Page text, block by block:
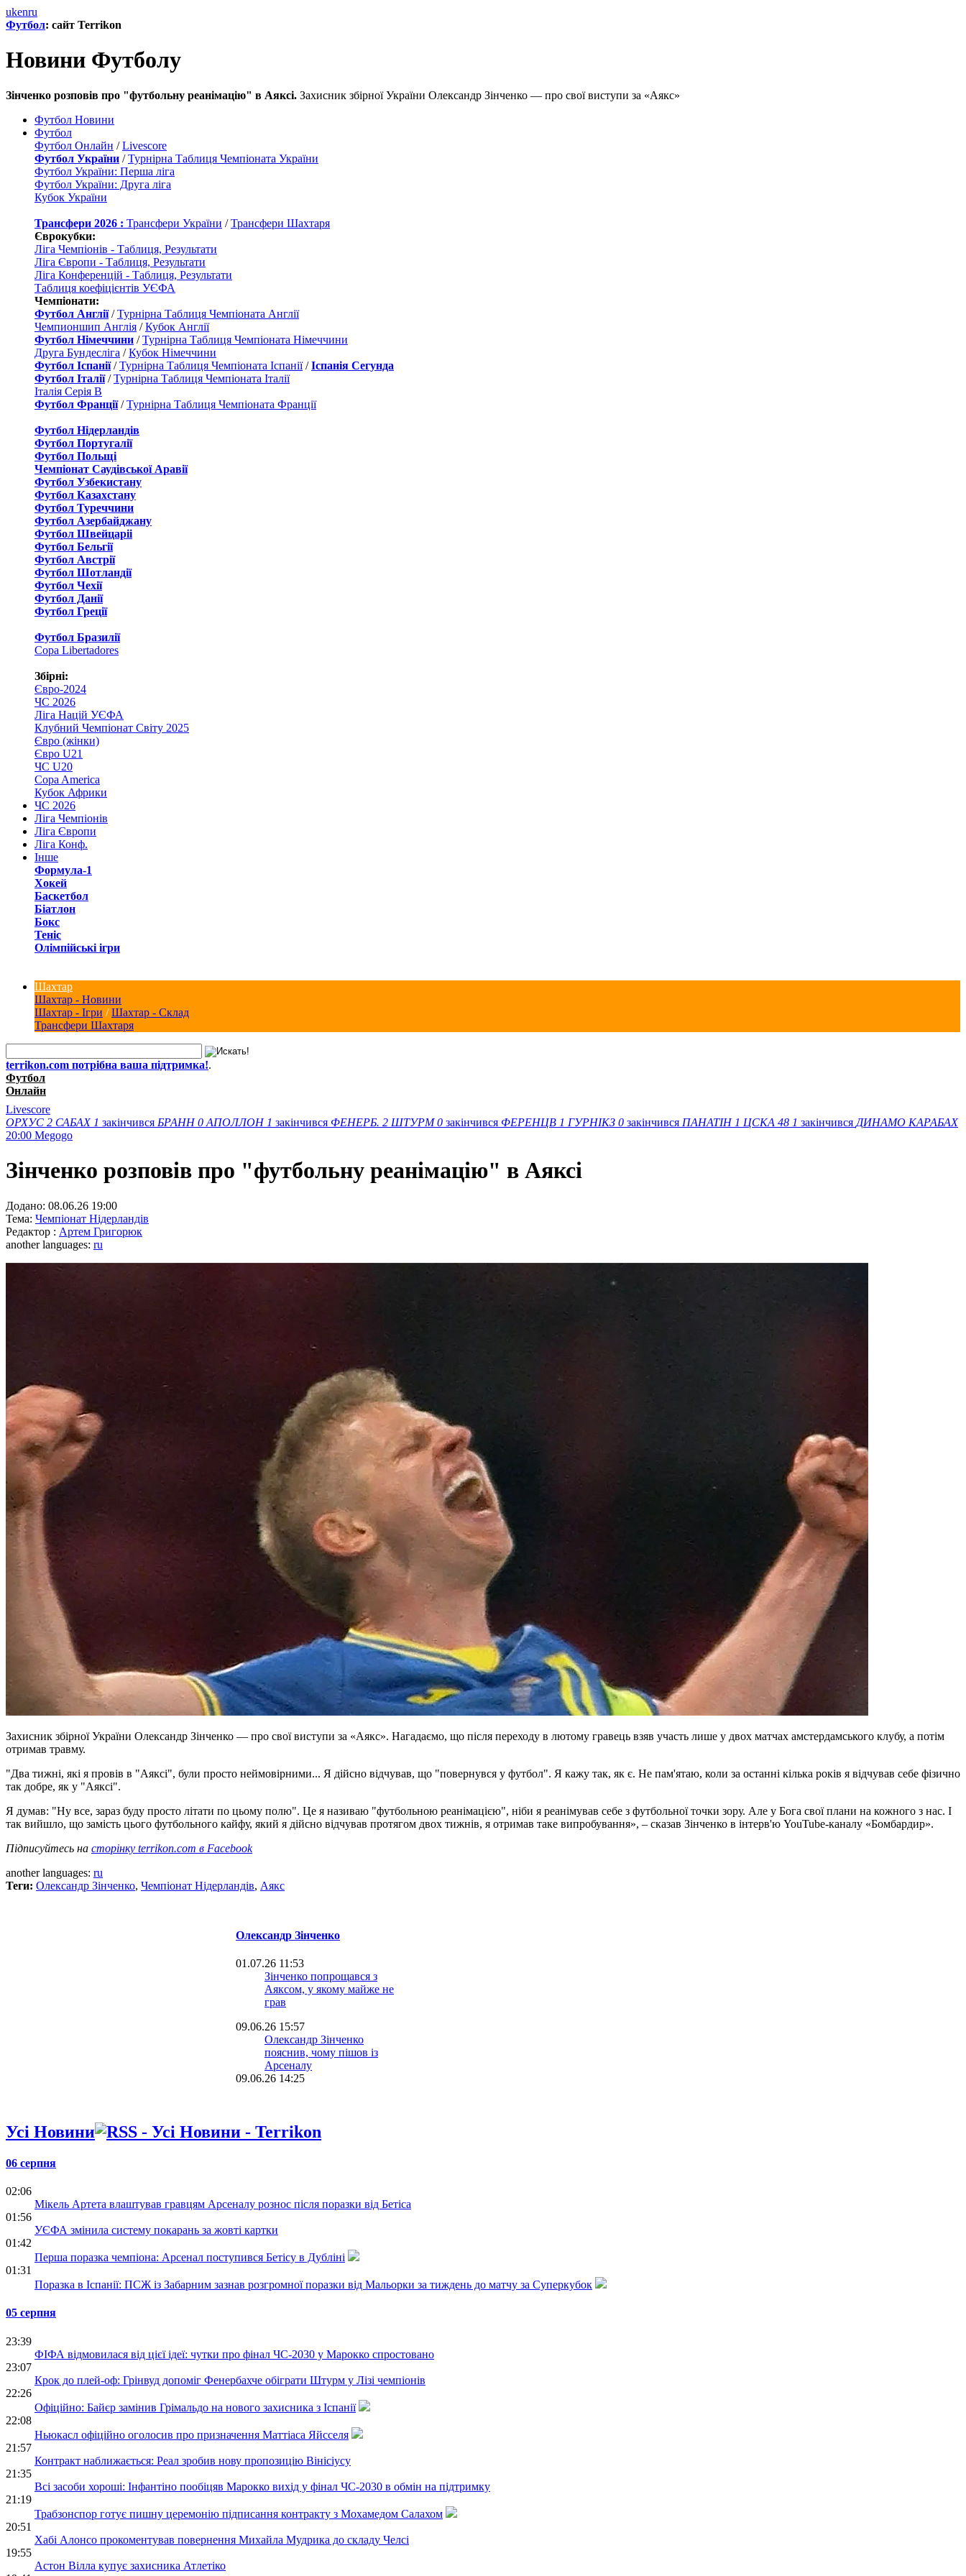
ukenru
Футбол: сайт Terrikon
Новини Футболу
Зінченко розповів про "футбольну реанімацію" в Аяксі. Захисник збірної України Олександр Зінченко — про свої виступи за «Аякс»
Футбол Новини
Футбол
Футбол Онлайн /Livescore
Футбол України /Турнірна Таблиця Чемпіоната України
Футбол України: Перша ліга
Футбол України: Друга ліга
Кубок України
Трансфери 2026 : Трансфери України /Трансфери Шахтаря
Єврокубки:
Ліга Чемпіонів - Таблиця, Результати
Ліга Європи - Таблиця, Результати
Ліга Конференцій - Таблиця, Результати
Таблиця коефіцієнтів УЄФА
Чемпіонати:
Футбол Англії/Турнірна Таблиця Чемпіоната Англії
Чемпионшип Англія /Кубок Англії
Футбол Німеччини /Турнірна Таблиця Чемпіоната Німеччини
Друга Бундесліга /Кубок Німеччини
Футбол Іспанії/Турнірна Таблиця Чемпіоната Іспанії/Іспанія Сегунда
Футбол Італії/Турнірна Таблиця Чемпіоната Італії
Італія Серія B
Футбол Франції/Турнірна Таблиця Чемпіоната Франції
Футбол Нідерландiв
Футбол Португалії
Футбол Польщі
Чемпіонат Саудівської Аравії
Футбол Узбекистану
Футбол Казахстану
Футбол Туреччини
Футбол Азербайджану
Футбол Швейцаріі
Футбол Бельгії
Футбол Австрії
Футбол Шотландії
Футбол Чехії
Футбол Данії
Футбол Греції
Футбол Бразилії
Copa Libertadores
Збірні:
Євро-2024
ЧС 2026
Ліга Націй УЄФА
Клубний Чемпіонат Світу 2025
Євро (жінки)
Євро U21
ЧС U20
Copa America
Кубок Африки
ЧС 2026
Ліга Чемпіонів
Ліга Європи
Ліга Конф.
Інше
Формула-1
Хокей
Баскетбол
Біатлон
Бокс
Теніс
Олімпійські ігри
Шахтар
Шахтар - Новини
Шахтар - Ігри /Шахтар - Склад
Трансфери Шахтаря
terrikon.com потрібна ваша підтримка!.
Футбол
Онлайн
Livescore
ОРХУС 2 САБАХ 1 закінчився БРАНН 0 АПОЛЛОН 1 закінчився ФЕНЕРБ. 2 ШТУРМ 0 закінчився ФЕРЕНЦВ 1 ГУРНІКЗ 0 закінчився ПАНАТІН 1 ЦСКА 48 1 закінчився ДИНАМО КАРАБАХ
20:00 Megogo
Зінченко розповів про "футбольну реанімацію" в Аяксі
Додано: 08.06.26 19:00
Тема: Чемпіонат Нідерландів
Редактор : Артем Григорюк
another languages: ru
Захисник збірної України Олександр Зінченко — про свої виступи за «Аякс». Нагадаємо, що після переходу в лютому гравець взяв участь лише у двох матчах амстердамського клубу, а потім
отримав травму.
"Два тижні, які я провів в "Аяксі", були просто неймовірними... Я дійсно відчував, що "повернувся у футбол". Я кажу так, як є. Не пам'ятаю, коли за останні кілька років я відчував себе фізично
так добре, як у "Аяксі".
Я думав: "Ну все, зараз буду просто літати по цьому полю". Це я називаю "футбольною реанімацією", ніби я реанімував себе з футбольної точки зору. Але у Бога свої плани на кожного з нас. І
так вийшло, що замість цього футбольного кайфу, який я дійсно відчував протягом двох тижнів, я отримав таке випробування», – сказав Зінченко в інтерв'ю YouTube-каналу «Бомбардир».
Підписуйтесь на сторінку terrikon.com в Facebook
another languages: ru
Теги: Олександр Зінченко, Чемпіонат Нідерландів, Аякс
Олександр Зінченко
01.07.26 11:53
Зінченко попрощався з
Аяксом, у якому майже не
грав
09.06.26 15:57
Олександр Зінченко
пояснив, чому пішов із
Арсеналу
09.06.26 14:25
збірної України
09.06.26 10:27
Зінченко розповів про
Аяксі
Усі Новини
06 серпня
02:06
Мікель Артета влаштував гравцям Арсеналу рознос після поразки від Бетіса
01:56
УЄФА змінила систему покарань за жовті картки
01:42
Перша поразка чемпіона: Арсенал поступився Бетісу в Дубліні
01:31
Поразка в Іспанії: ПСЖ із Забарним зазнав розгромної поразки від Мальорки за тиждень до матчу за Суперкубок
05 серпня
23:39
ФІФА відмовилася від цієї ідеї: чутки про фінал ЧС-2030 у Марокко спростовано
23:07
Крок до плей-оф: Грінвуд допоміг Фенербахче обіграти Штурм у Лізі чемпіонів
22:26
Офіційно: Байєр замінив Грімальдо на нового захисника з Іспанії
22:08
Ньюкасл офіційно оголосив про призначення Маттіаса Яйсселя
21:57
Контракт наближається: Реал зробив нову пропозицію Вінісіусу
21:35
Всі засоби хороші: Інфантіно пообіцяв Марокко вихід у фінал ЧС-2030 в обмін на підтримку
21:19
Трабзонспор готує пишну церемонію підписання контракту з Мохамедом Салахом
20:51
Хабі Алонсо прокоментував повернення Михайла Мудрика до складу Челсі
19:55
Астон Вілла купує захисника Атлетіко